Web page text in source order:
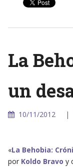
La
un
10/11/2012
«La Behobia:
por Koldo Bravo y